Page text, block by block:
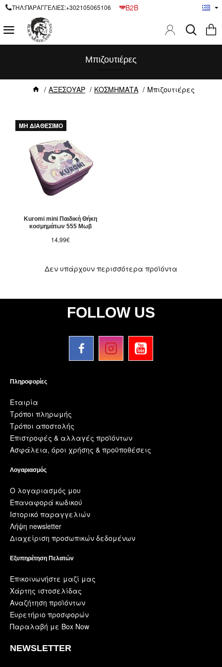
ΤΗΛ:ΠΑΡΑΓΓΕΛΙΕΣ:+302105065106 B2B
ΑΞΕΣΟΥΑΡ ΚΟΣΜΗΜΑΤΑ Μπιζουτιέρες
Μπιζουτιέρες
ΜΗ ΔΙΑΘΕΣΙΜΟ
Kuromi mini Παιδική Θήκη
κοσμημάτων 555 Μωβ
14,99€
Δεν υπάρχουν περισσότερα προϊόντα
FOLLOW US
Πληροφορίες
Εταιρία
Τρόποι πληρωμής
Τρόποι αποστολής
Επιστροφές & αλλαγές προϊόντων
Ασφάλεια, όροι χρήσης & προϋποθέσεις
Λογαριασμός
Ο λογαριασμός μου
Επαναφορά κωδικού
Ιστορικό παραγγελιών
Λήψη newsletter
Διαχείριση προσωπικών δεδομένων
Εξυπηρέτηση Πελατών
Επικοινωνήστε μαζί μας
Χάρτης ιστοσελίδας
Αναζήτηση προϊόντων
Ευρετήριο προσφορών
Παραλαβή με Box Now
NEWSLETTER